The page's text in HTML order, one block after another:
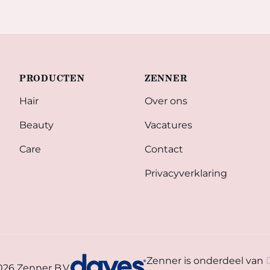
PRODUCTEN
Hair
Beauty
Care
ZENNER
Over ons
Vacatures
Contact
Privacyverklaring
Zenner is onderdeel van